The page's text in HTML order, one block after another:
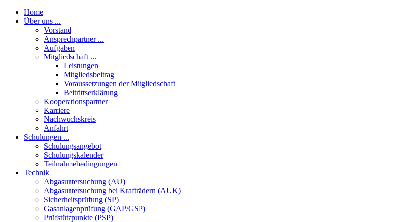
Home
Über uns ...
Vorstand
Ansprechpartner ...
Aufgaben
Mitgliedschaft ...
Leistungen
Mitgliedsbeitrag
Voraussetzungen der Mitgliedschaft
Beitrittserklärung
Kooperationspartner
Karriere
Nachwuchskreis
Anfahrt
Schulungen ...
Schulungsangebot
Schulungskalender
Teilnahmebedingungen
Technik
Abgasuntersuchung (AU)
Abgasuntersuchung bei Krafträdern (AUK)
Sicherheitsprüfung (SP)
Gasanlagenprüfung (GAP/GSP)
Prüfstützpunkte (PSP)